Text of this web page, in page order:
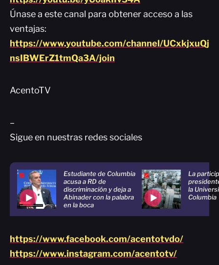
Únase a este canal para obtener acceso a las
ventajas:
https://www.youtube.com/channel/UCxkjxuQj
nsIBWErZ1tmQa3A/join
AcentoTV
–
Sigue en nuestras redes sociales
Estudiante de Columbia
acusa a RD de
discriminación y deja a
Abinader con la palabra
en la boca
La
la
Columbia
https://www.facebook.com/acentotvdo/
https://www.instagram.com/acentotv/